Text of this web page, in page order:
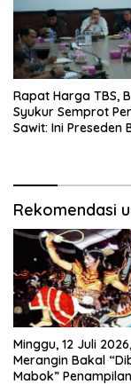
Rapat Harga TBS,
Syukur Semprot
Sawit: Ini Preseden
Rekomendasi
Minggu, 12 Juli 2026,
Merangin Bakal
Mabok”